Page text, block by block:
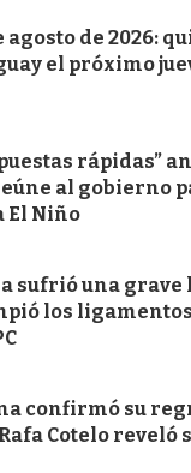
agosto de 2026:
el próximo
rápidas”
al gobierno
El Niño
sufrió una grave
los
confirmó su
Cotelo reveló